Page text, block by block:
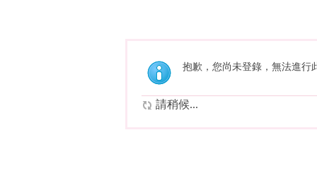
抱歉，您尚未登錄，無法進行
請稍候...